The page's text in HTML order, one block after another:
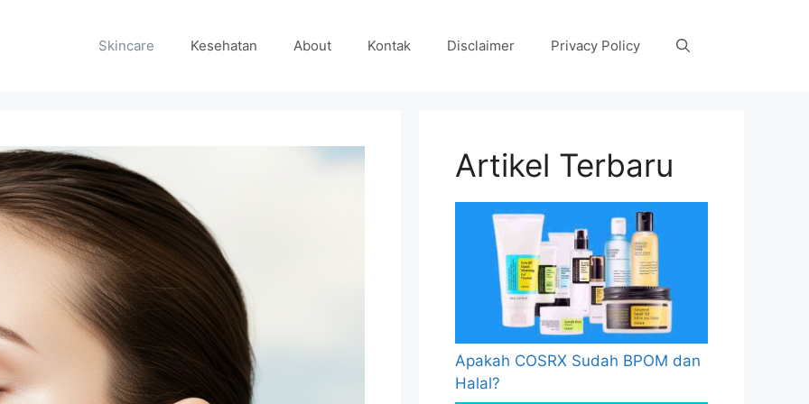
Skincare Kesehatan About Kontak Disclaimer Privacy Policy
Artikel Terbaru
Apakah COSRX Sudah BPOM dan
Halal?